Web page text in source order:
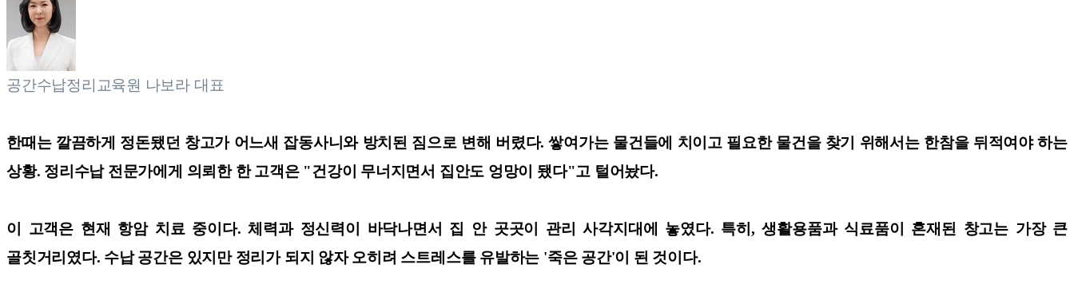
공간수납정리교육원 나보라 대표
한때는 깔끔하게 정돈됐던 창고가 어느새 잡동사니와 방치된 짐으로 변해 버렸다. 쌓여가는 물건들에 치이고 필요한 물건을 찾기 위해서는 한참을 뒤적여야 하는
상황. 정리수납 전문가에게 의뢰한 한 고객은 "건강이 무너지면서 집안도 엉망이 됐다"고 털어놨다.
이 고객은 현재 항암 치료 중이다. 체력과 정신력이 바닥나면서 집 안 곳곳이 관리 사각지대에 놓였다. 특히, 생활용품과 식료품이 혼재된 창고는 가장 큰
골칫거리였다. 수납 공간은 있지만 정리가 되지 않자 오히려 스트레스를 유발하는 '죽은 공간'이 된 것이다.